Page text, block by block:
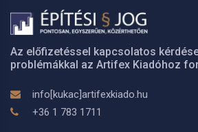
Az előfizetéssel kapcsolatos
problémákkal az Artifex Kiadóhoz
info[kukac]artifexkiado.hu
+36 1 783 1711